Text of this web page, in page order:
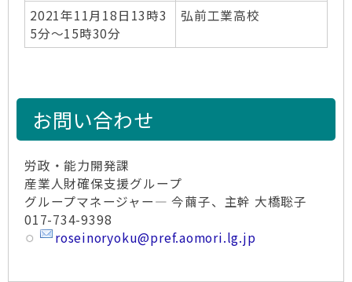
2021年11月18日13時3
5分～15時30分
弘前工業高校
お問い合わせ
労政・能力開発課
産業人財確保支援グループ
グループマネージャー― 今繭子、主幹 大橋聡子
017-734-9398
roseinoryoku@pref.aomori.lg.jp